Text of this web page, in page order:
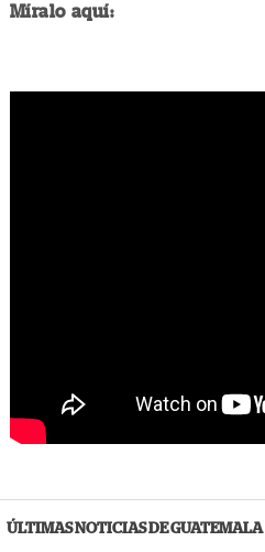
Míralo aquí:
ÚLTIMAS NOTICIAS DE GUATEMALA